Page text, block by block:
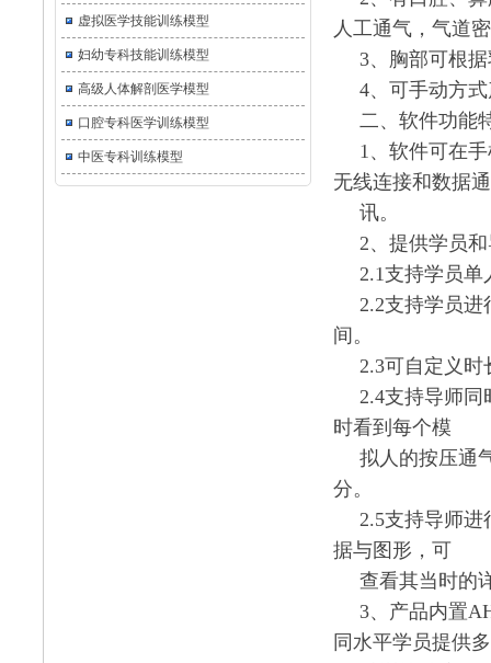
虚拟医学技能训练模型
妇幼专科技能训练模型
高级人体解剖医学模型
口腔专科医学训练模型
中医专科训练模型
人工通气，气道
3、胸部可根
4、可手动方
二、软件功能
1、软件可在
无线连接和数据通
讯。
2、提供学员
2.1支持学员单
2.2支持学员
间。
2.3可自定义
2.4支持导师同
时看到每个模
拟人的按压通
分。
2.5支持导师进
据与图形，可
查看其当时的
3、产品内置
同水平学员提供多